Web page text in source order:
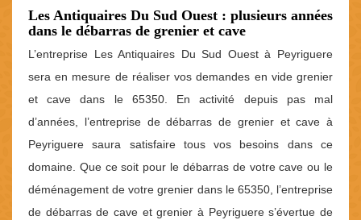
Les Antiquaires Du Sud Ouest : plusieurs années
dans le débarras de grenier et cave
L’entreprise Les Antiquaires Du Sud Ouest à Peyriguere
sera en mesure de réaliser vos demandes en vide grenier
et cave dans le 65350. En activité depuis pas mal
d’années, l’entreprise de débarras de grenier et cave à
Peyriguere saura satisfaire tous vos besoins dans ce
domaine. Que ce soit pour le débarras de votre cave ou le
déménagement de votre grenier dans le 65350, l’entreprise
de débarras de cave et grenier à Peyriguere s’évertue de